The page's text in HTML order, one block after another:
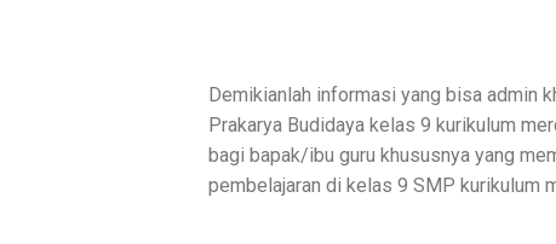
Demikianlah informasi yang bisa admin
Prakarya Budidaya kelas 9 kurikulum
bagi bapak/ibu guru khususnya yang
pembelajaran di kelas 9 SMP kurikulum